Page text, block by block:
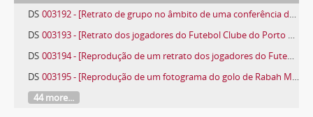
DS 003192 - [Retrato de grupo no âmbito de uma conferência de imprensa]
DS 003193 - [Retrato dos jogadores do Futebol Clube do Porto erigindo a Taça dos Clubes Campeões Europeus]
DS 003194 - [Reprodução de um retrato dos jogadores do Futebol Clube do Porto erigindo a Taça dos Clubes Campeões Europeus]
DS 003195 - [Reprodução de um fotograma do golo de Rabah Mustapha Madjer, jogador do Futebol Clube do Porto]
44 more...